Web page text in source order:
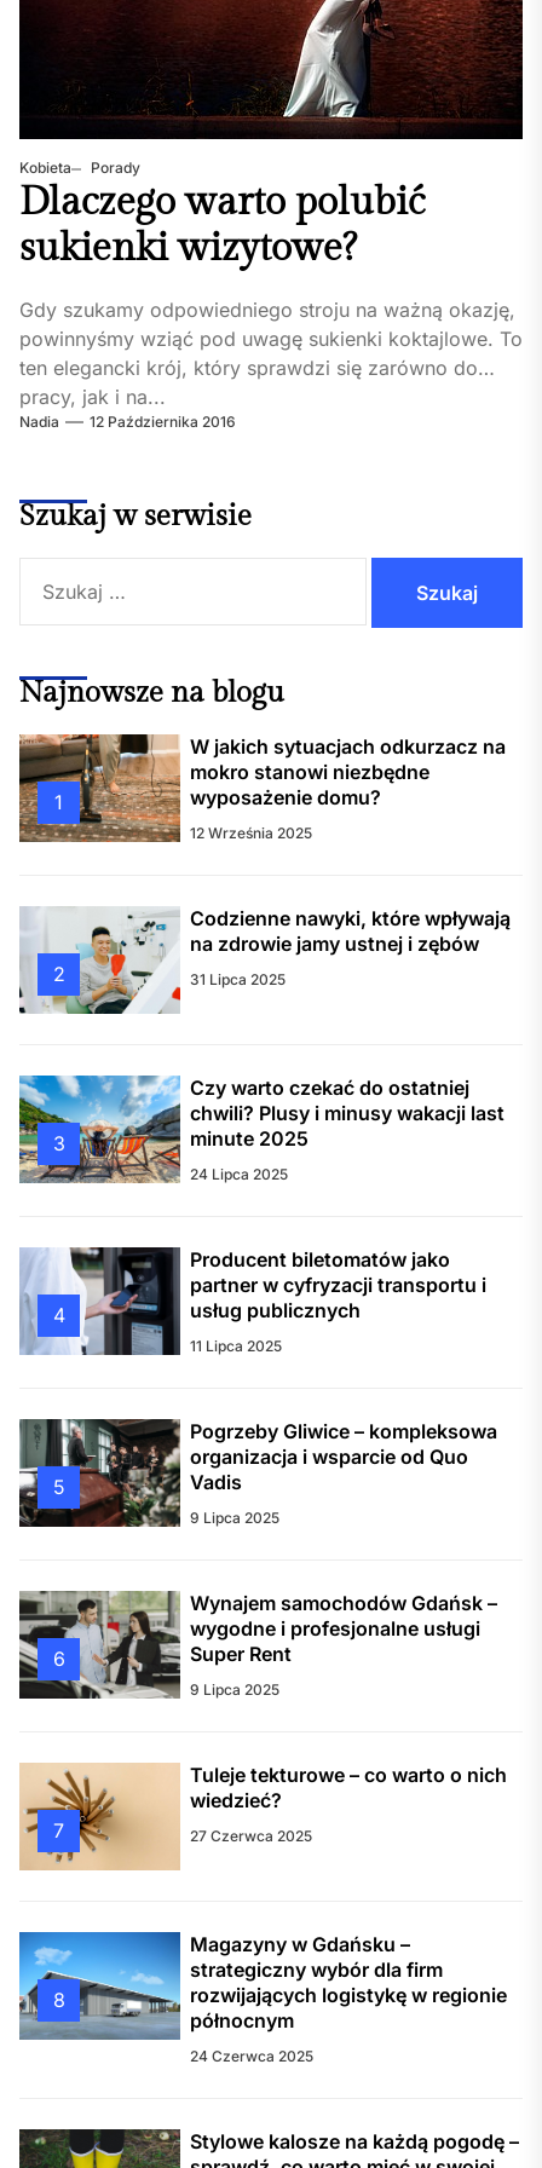
Kobieta Porady
Dlaczego warto polubić
sukienki wizytowe?
Gdy szukamy odpowiedniego stroju na ważną okazję,
powinnyśmy wziąć pod uwagę sukienki koktajlowe. To
ten elegancki krój, który sprawdzi się zarówno do
pracy, jak i na...
Nadia 12 Października 2016
Szukaj w serwisie
Najnowsze na blogu
1
W jakich sytuacjach odkurzacz na
mokro stanowi niezbędne
wyposażenie domu?
12 Września 2025
2
Codzienne nawyki, które wpływają
na zdrowie jamy ustnej i zębów
31 Lipca 2025
3
Czy warto czekać do ostatniej
chwili? Plusy i minusy wakacji last
minute 2025
24 Lipca 2025
4
Producent biletomatów jako
partner w cyfryzacji transportu i
usług publicznych
11 Lipca 2025
5
Pogrzeby Gliwice – kompleksowa
organizacja i wsparcie od Quo
Vadis
9 Lipca 2025
6
Wynajem samochodów Gdańsk –
wygodne i profesjonalne usługi
Super Rent
9 Lipca 2025
7
Tuleje tekturowe – co warto o nich
wiedzieć?
27 Czerwca 2025
8
Magazyny w Gdańsku –
strategiczny wybór dla firm
rozwijających logistykę w regionie
północnym
24 Czerwca 2025
Stylowe kalosze na każdą pogodę –